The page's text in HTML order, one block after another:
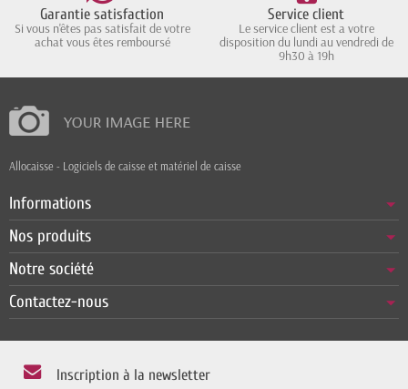
Garantie satisfaction
Si vous n'êtes pas satisfait de votre
achat vous êtes remboursé
Service client
Le service client est a votre
disposition du lundi au vendredi de
9h30 à 19h
Allocaisse - Logiciels de caisse et matériel de caisse
Informations
Nos produits
Notre société
Contactez-nous
Inscription à la newsletter